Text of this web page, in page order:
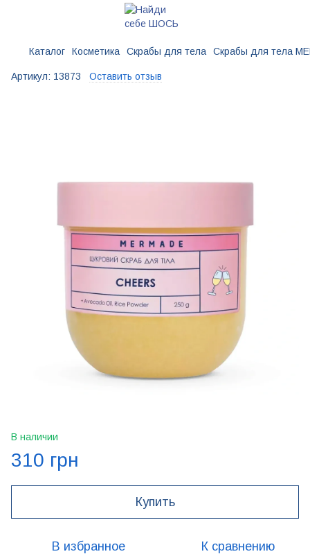
Каталог Косметика Скрабы для тела Скрабы для тела
Артикул: 13873 Оставить отзыв
В наличии
310 грн
Купить
В избранное К сравнению